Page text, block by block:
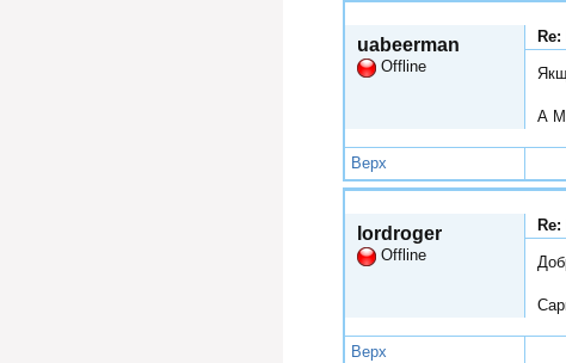
uabeerman
Offline
А
Верх
lordroger
Offline
Верх